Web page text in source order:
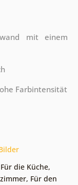
mit einem
Farbintensität
Für die Küche,
, Für den